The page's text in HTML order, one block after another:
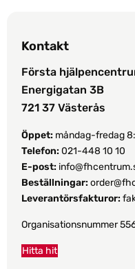
Kontakt
Första
Energigatan 3B
721 37 Västerås
Öppet: måndag-fredag
Telefon:021-448 10 10
E-post:
Beställningar:
Leverantörsfakturor:
Organisationsnummer
Hitta hit